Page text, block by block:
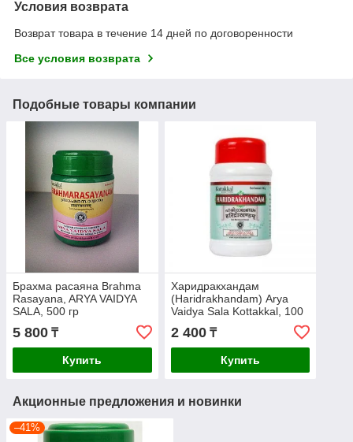
Условия возврата
Возврат товара в течение 14 дней по договоренности
Все условия возврата
Подобные товары компании
Брахма расаяна Brahma
Rasayana, ARYA VAIDYA
SALA, 500 гр
5 800 ₸
Купить
Харидракхандам
(Haridrakhandam) Arya
Vaidya Sala Kottakkal, 100
гр. для лечения кожных
заболеваний и аллергии
2 400₸
Купить
Акционные предложения и новинки
–41%